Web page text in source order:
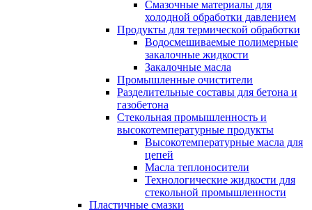
Смазочные материалы для
холодной обработки давлением
Продукты для термической обработки
Водосмешиваемые полимерные
закалочные жидкости
Закалочные масла
Промышленные очистители
Разделительные составы для бетона и
газобетона
Стекольная промышленность и
высокотемпературные продукты
Высокотемпературные масла для
цепей
Масла теплоносители
Технологические жидкости для
стекольной промышленности
Пластичные смазки